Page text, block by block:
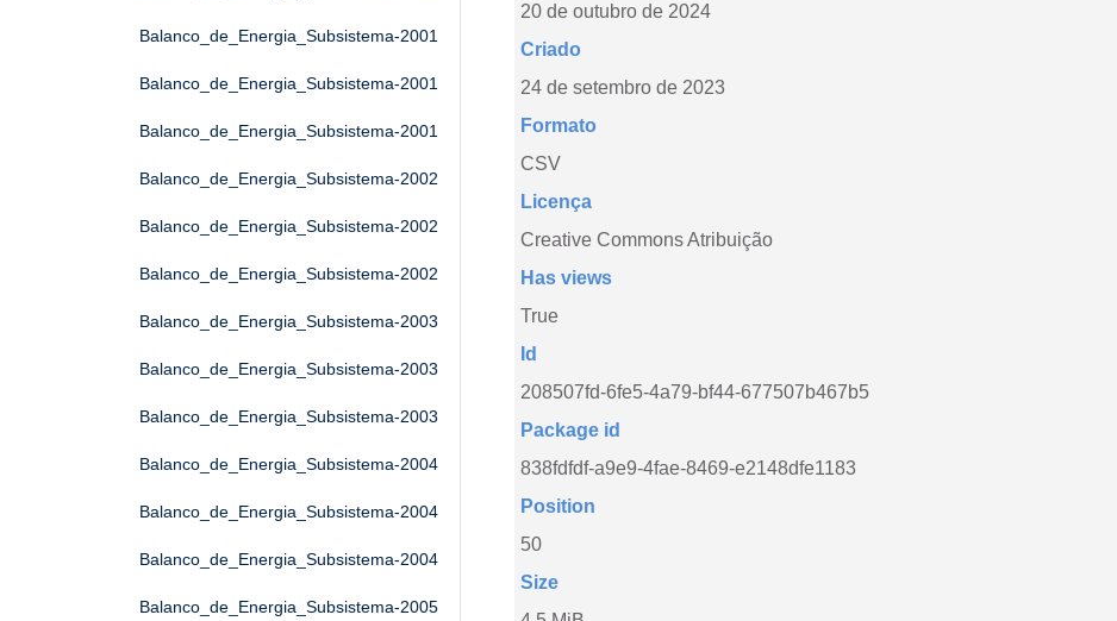
Balanco_de_Energia_Subsistema-2001
Balanco_de_Energia_Subsistema-2001
Balanco_de_Energia_Subsistema-2001
Balanco_de_Energia_Subsistema-2002
Balanco_de_Energia_Subsistema-2002
Balanco_de_Energia_Subsistema-2002
Balanco_de_Energia_Subsistema-2003
Balanco_de_Energia_Subsistema-2003
Balanco_de_Energia_Subsistema-2003
Balanco_de_Energia_Subsistema-2004
Balanco_de_Energia_Subsistema-2004
Balanco_de_Energia_Subsistema-2004
Balanco_de_Energia_Subsistema-2005
20 de outubro de 2024
Criado
24 de setembro de 2023
Formato
CSV
Licença
Creative Commons Atribuição
Has views
True
Id
208507fd-6fe5-4a79-bf44-677507b467b5
Package id
838fdfdf-a9e9-4fae-8469-e2148dfe1183
Position
50
Size